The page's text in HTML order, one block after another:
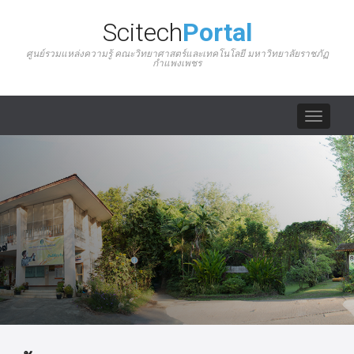
ScitechPortal
ศูนย์รวมแหล่งความรู้ คณะวิทยาศาสตร์และเทคโนโลยี มหาวิทยาลัยราชภัฏ
กำแพงเพชร
Toggle